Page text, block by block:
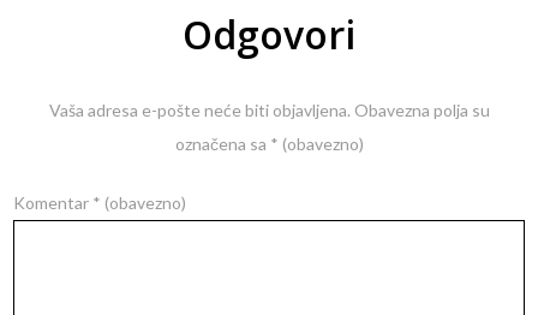
Odgovori
Vaša adresa e-pošte neće biti objavljena. Obavezna polja su
označena sa * (obavezno)
Komentar * (obavezno)